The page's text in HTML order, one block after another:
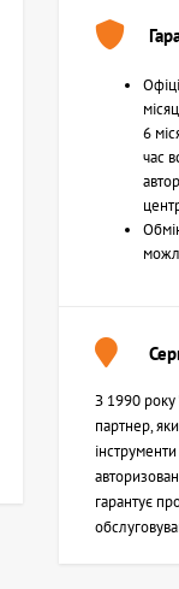
6
час
З 1990 року
партнер,
гарантує